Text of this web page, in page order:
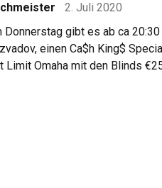
2. Juli 2020
Donnerstag gibt es ab ca
einen Ca$h King$
Limit Omaha mit den Blinds